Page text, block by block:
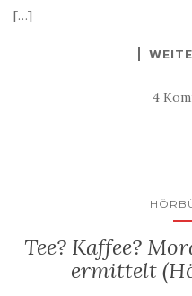
[…]
4
Tee? Kaffee?
ermittelt